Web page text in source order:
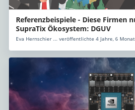
Referenzbeispiele - Diese Firmen
SupraTix Ökosystem: DGUV
Eva Hernschier ... veröffentlichte 4 Jahre, 6